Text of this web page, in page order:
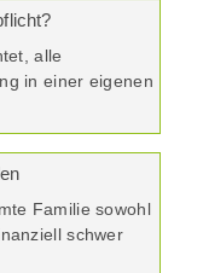
alle
in einer eigenen
Familie sowohl
schwer